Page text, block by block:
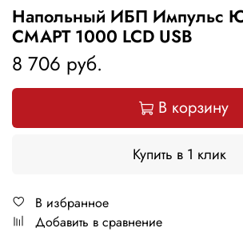
Напольный ИБП
СМАРТ 1000 LCD USB
8 706 руб.
В корзину
Купить в 1 клик
В избранное
Добавить в сравнение